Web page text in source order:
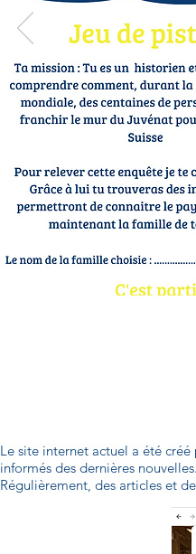
Le site internet actuel a été
informés des dernières nouvelles.
Régulièrement, des articles et